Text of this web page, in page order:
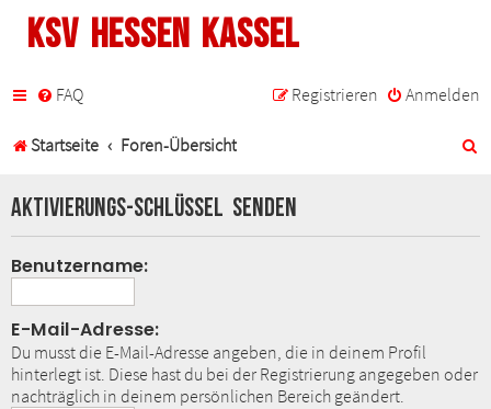
KSV Hessen Kassel
FAQ Anmelden
Registrieren
Startseite Foren-Übersicht
Aktivierungs-Schlüssel senden
Benutzername:
E-Mail-Adresse:
Du musst die E-Mail-Adresse angeben, die in deinem Profil
hinterlegt ist. Diese hast du bei der Registrierung angegeben oder
nachträglich in deinem persönlichen Bereich geändert.